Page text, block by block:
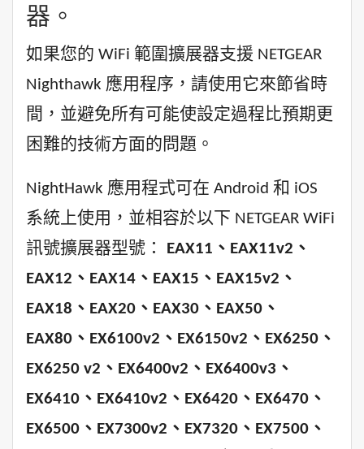
器。
如果您的 WiFi 範圍擴展器支援 NETGEAR
Nighthawk 應用程序，請使用它來節省時
間，並避免所有可能使設定過程比預期更
困難的技術方面的問題。
NightHawk 應用程式可在 Android 和 iOS
系統上使用，並相容於以下 NETGEAR WiFi
訊號擴展器型號： EAX11、EAX11v2、
EAX12、EAX14、EAX15、EAX15v2、
EAX18、EAX20、EAX30、EAX50、
EAX80、EX6100v2、EX6150v2、EX6250、
EX6250 v2、EX6400v2、EX6400v3、
EX6410、EX6410v2、EX6420、EX6470、
EX6500、EX7300v2、EX7320、EX7500、